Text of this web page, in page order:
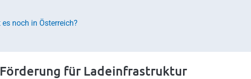
noch in Österreich?
für Ladeinfrastruktur